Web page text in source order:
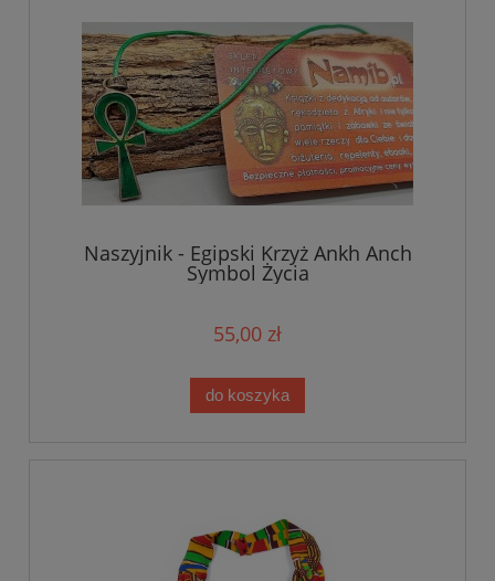
Naszyjnik - Egipski Krzyż Ankh Anch
Symbol Życia
55,00 zł
do koszyka